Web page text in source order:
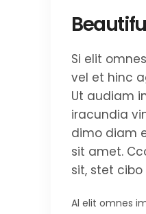
Si elit
vel et hinc
Ut audiam
iracundia
dimo diam
sit amet.
sit, stet
Al elit omnes